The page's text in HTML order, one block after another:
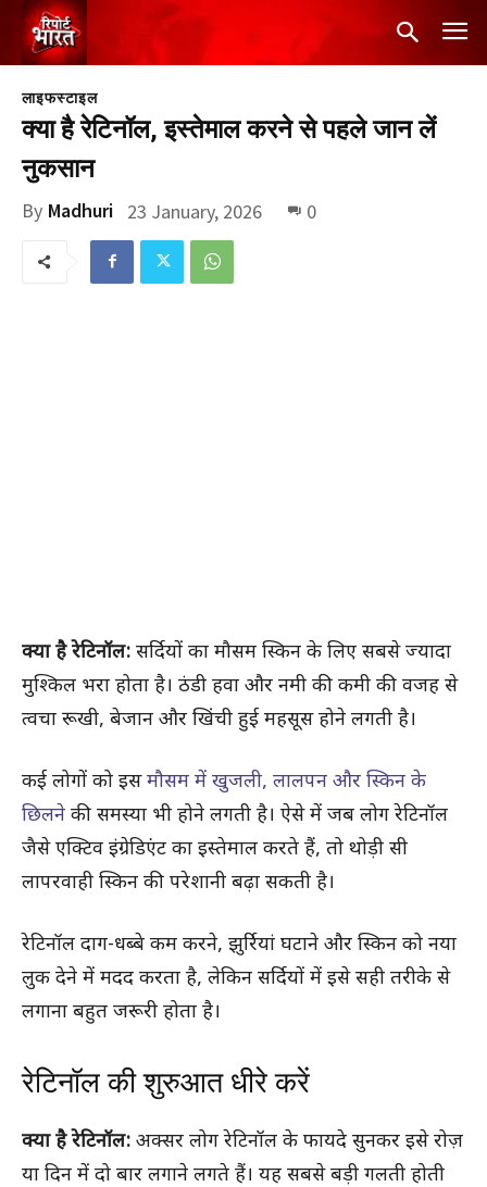
लाइफस्टाइल
क्या है रेटिनॉल, इस्तेमाल करने से पहले जान लें
नुकसान
By Madhuri 23 January, 2026 0
क्या है रेटिनॉल: सर्दियों का मौसम स्किन के लिए सबसे ज्यादा
मुश्किल भरा होता है। ठंडी हवा और नमी की कमी की वजह से
त्वचा रूखी, बेजान और खिंची हुई महसूस होने लगती है।
कई लोगों को इसमौसम में खुजली, लालपन और स्किन के
छिलने की समस्या भी होने लगती है। ऐसे में जब लोग रेटिनॉल
जैसे एक्टिव इंग्रेडिएंट का इस्तेमाल करते हैं, तो थोड़ी सी
लापरवाही स्किन की परेशानी बढ़ा सकती है।
रेटिनॉल दाग-धब्बे कम करने, झुर्रियां घटाने और स्किन को नया
लुक देने में मदद करता है, लेकिन सर्दियों में इसे सही तरीके से
लगाना बहुत जरूरी होता है।
रेटिनॉल की शुरुआत धीरे करें
क्या है रेटिनॉल: अक्सर लोग रेटिनॉल के फायदे सुनकर इसे रोज़
या दिन में दो बार लगाने लगते हैं। यह सबसे बड़ी गलती होती